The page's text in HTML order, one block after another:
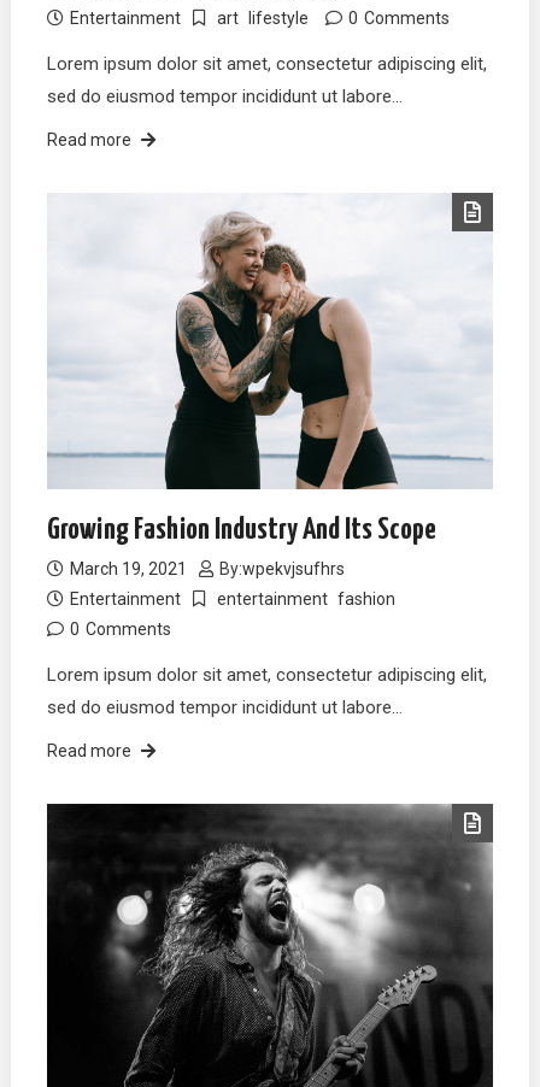
Entertainment
art lifestyle 0 Comments
Lorem ipsum dolor sit amet, consectetur adipiscing elit,
sed do eiusmod tempor incididunt ut labore…
Read more
Growing Fashion Industry And Its Scope
March 19, 2021 By:wpekvjsufhrs
Entertainment
entertainment fashion
0 Comments
Lorem ipsum dolor sit amet, consectetur adipiscing elit,
sed do eiusmod tempor incididunt ut labore…
Read more